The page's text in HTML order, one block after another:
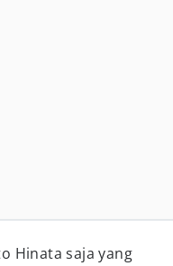
Hinata saja yang